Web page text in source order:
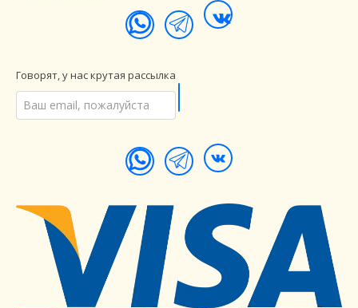
Говорят, у нас крутая рассылка